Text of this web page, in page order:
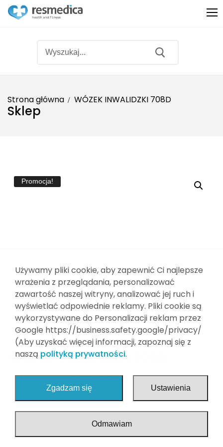
Produkty
Fitness
Strefa sport
Strefa Home
Stół rehabilitacyjny składany
Stoły do tenisa stołowego/ping pong
Pokonywanie Barier
Dezynfekcja
Bestsellery
Strona główna WÓZEK INWALIDZKI 708D
Sklep
Promocja!
WÓZEK INWALIDZKI 708D
990,00zł 870,00zł
Najniższa cena z 30 dni przed obniżką:870,00zł.
Wózek standardowy , wykonany ze stali precyzyjnej.
Konstrukcja modułowa konfigurowalna. Duża ilość
Używamy pliki cookie, aby zapewnić Ci najlepsze
wrażenia z przeglądania, personalizować
zawartość naszej witryny, analizować jej ruch i
wyświetlać odpowiednie reklamy. Pliki cookie są
wykorzystywane do Personalizacji reklam przez
Google https://business.safety.google/privacy/
(Aby uzyskać więcej informacji, zapoznaj się z
naszą polityką prywatności.
Zgadzam się Ustawienia
Odmawiam